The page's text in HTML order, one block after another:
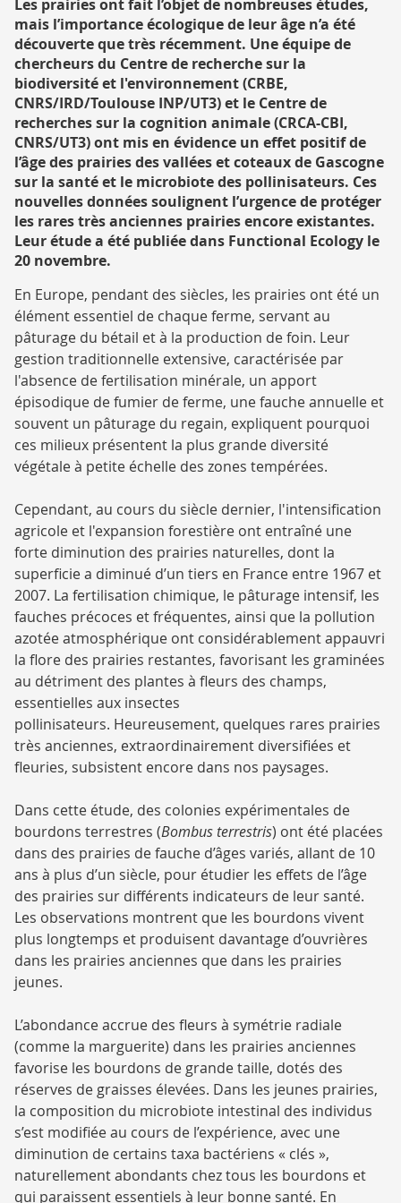
RECHERCHE
Les prairies ont fait l’objet de nombreuses études,
mais l’importance écologique de leur âge n’a été
découverte que très récemment. Une équipe de
chercheurs du Centre de recherche sur la
biodiversité et l'environnement (CRBE,
CNRS/IRD/Toulouse INP/UT3) et le Centre de
recherches sur la cognition animale (CRCA-CBI,
CNRS/UT3) ont mis en évidence un effet positif de
l’âge des prairies des vallées et coteaux de Gascogne
sur la santé et le microbiote des pollinisateurs. Ces
nouvelles données soulignent l’urgence de protéger
les rares très anciennes prairies encore existantes.
Leur étude a été publiée dans Functional Ecology le
20 novembre.
En Europe, pendant des siècles, les prairies ont été un
élément essentiel de chaque ferme, servant au
pâturage du bétail et à la production de foin. Leur
gestion traditionnelle extensive, caractérisée par
l'absence de fertilisation minérale, un apport
épisodique de fumier de ferme, une fauche annuelle et
souvent un pâturage du regain, expliquent pourquoi
ces milieux présentent la plus grande diversité
végétale à petite échelle des zones tempérées.
Cependant, au cours du siècle dernier, l'intensification
agricole et l'expansion forestière ont entraîné une
forte diminution des prairies naturelles, dont la
superficie a diminué d’un tiers en France entre 1967 et
2007. La fertilisation chimique, le pâturage intensif, les
fauches précoces et fréquentes, ainsi que la pollution
azotée atmosphérique ont considérablement appauvri
la flore des prairies restantes, favorisant les graminées
au détriment des plantes à fleurs des champs,
essentielles aux insectes
pollinisateurs. Heureusement, quelques rares prairies
très anciennes, extraordinairement diversifiées et
fleuries, subsistent encore dans nos paysages.
Dans cette étude, des colonies expérimentales de
bourdons terrestres (Bombus terrestris) ont été placées
dans des prairies de fauche d’âges variés, allant de 10
ans à plus d’un siècle, pour étudier les effets de l’âge
des prairies sur différents indicateurs de leur santé.
Les observations montrent que les bourdons vivent
plus longtemps et produisent davantage d’ouvrières
dans les prairies anciennes que dans les prairies
jeunes.
L’abondance accrue des fleurs à symétrie radiale
(comme la marguerite) dans les prairies anciennes
favorise les bourdons de grande taille, dotés des
réserves de graisses élevées. Dans les jeunes prairies,
la composition du microbiote intestinal des individus
s’est modifiée au cours de l’expérience, avec une
diminution de certains taxa bactériens « clés »,
naturellement abondants chez tous les bourdons et
qui paraissent essentiels à leur bonne santé. En